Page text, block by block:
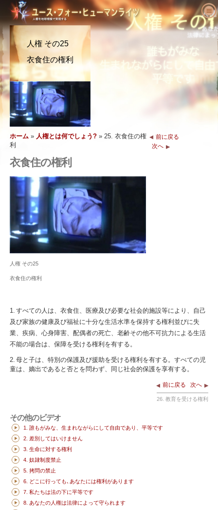
ユース･フォー･ヒューマンライツにつ
いて
ユース･フォー･ヒューマンライツとは?
私たちの目的
ユース･フォー･ヒューマンライツの歴史
役員
顧問委員会
YHRIの協力者
推薦の言葉
人権とは何でしょう?
人権の定義
人権の背景
世界人権宣言
教育者へ
ようこそ
教育パッケージの内容
教育者からの結果報告
人権カリキュラム
プログラムの実施
活動を始める
活動に参加する
請願
メンバーシップと寄付
コンテスト
人権を求める主張
人権の擁護者たち
さまざまな人権団体
ニュース
注文
問い合わせ
人権 その25
衣食住の権利
ホーム » 人権とは何でしょう? » 25. 衣食住の権
利
前に戻る
次へ
衣食住の権利
人権 その25
衣食住の権利
1. すべての人は、衣食住、医療及び必要な社会的施設等により、自己
及び家族の健康及び福祉に十分な生活水準を保持する権利並びに失
業、疾病、心身障害、配偶者の死亡、老齢その他不可抗力による生活
不能の場合は、保障を受ける権利を有する。
2. 母と子は、特別の保護及び援助を受ける権利を有する。すべての児
童は、嫡出であると否とを問わず、同じ社会的保護を享有する。
前に戻る 次へ
26. 教育を受ける権利
その他のビデオ
1. 誰もがみな、生まれながらにして自由であり、平等です
2. 差別してはいけません
3. 生命に対する権利
4. 奴隷制度禁止
5. 拷問の禁止
6. どこに行っても､あなたには権利があります
7. 私たちは法の下に平等です
8. あなたの人権は法律によって守られます